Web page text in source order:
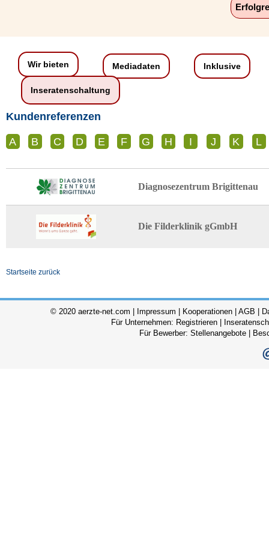
Wir bieten Mediadaten Inklusive
Inseratenschaltung
Kundenreferenzen
A B C D E F G H I J K L
Diagnosezentrum Brigittenau
Die Filderklinik gGmbH
Startseite zurück
© 2020 aerzte-net.com | Impressum Kooperationen AGB
Für Unternehmen: Registrieren
Für Bewerber: Stellenangebote